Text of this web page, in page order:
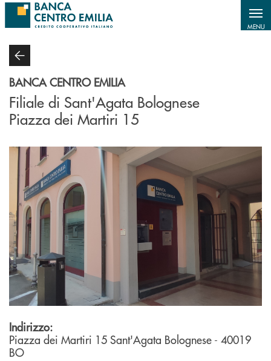
Salta al contenuto principale
MENU
BANCA CENTRO EMILIA
Filiale di Sant'Agata Bolognese
Piazza dei Martiri 15
Indirizzo:
Piazza dei Martiri 15 Sant'Agata Bolognese - 40019
BO